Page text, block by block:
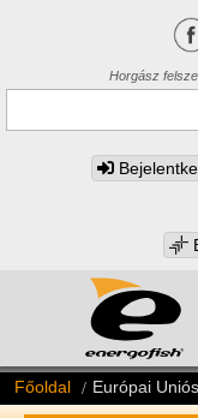
Horgász
Főoldal Európai